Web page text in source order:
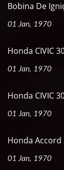
Bobina De
01 Jan, 1970
Honda CIVIC
01 Jan, 1970
Honda CIVIC
01 Jan, 1970
Honda Accord
01 Jan, 1970